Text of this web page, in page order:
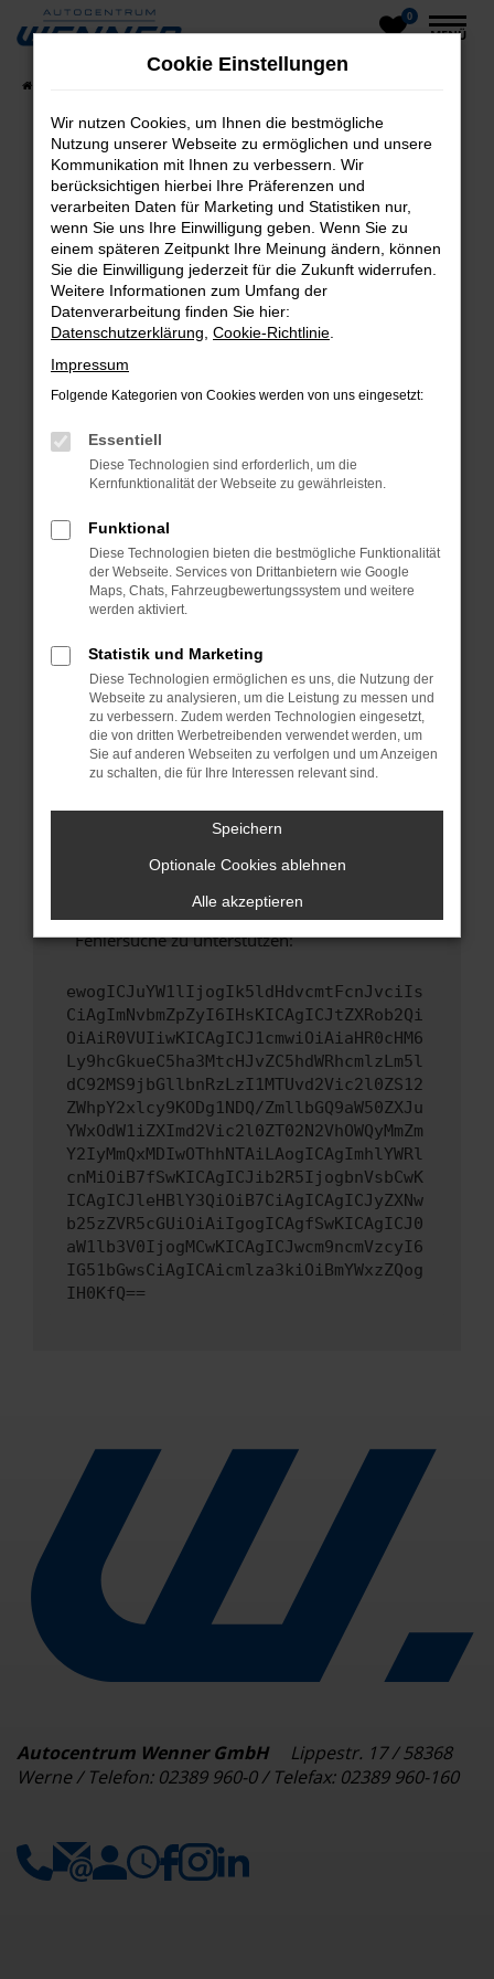
Zum
0
MENÜ
Fehler: Network Error
Beim Laden ist ein Fehler aufgetreten.
Hier sind ein paar Tipps, die dir helfen können:
Überprüfe deine Firewall und deine
Internetverbindung.
Laden andere Webseiten, zum Beispiel deine
Suchmaschine?
Prüfe deine Browsererweiterungen.
Manche Erweiterungen, wie Werbeblocker,
verhindern. Funktioniert die Seite in einem
Fenster?
Starte dein Gerät neu.
Das kann manchmal helfen, vorübergehende
Probleme zu beheben.
Betriebssystem auf dem neuesten Stand
sind.
Veraltete Software birgt nicht nur ein
Sicherheitsrisiko, sondern kann auch dazu
führen, dass bestimmte Funktionen nicht mehr
unterstützt werden.
Wende dich an den Webseitenbetreiber.
Wenn du alle oben genannten Schritte versucht
hast, kontaktiere uns bitte. Wir werden
versuchen, das Problem zu beheben. Du kannst
uns diesen Text schicken, um uns bei der
Fehlersuche zu unterstützen:
ewogICJuYW1lIjogIk5ldHdvcmtFcnJvciIs
CiAgImNvbmZpZyI6IHsKICAgICJtZXRob2Qi
OiAiR0VUIiwKICAgICJ1cmwiOiAiaHR0cHM6
Ly9hcGkueC5ha3MtcHJvZC5hdWRhcmlzLm5l
dC92MS9jbGllbnRzLzI1MTUvd2Vic2l0ZS12
ZWhpY2xlcy9KODg1NDQ/ZmllbGQ9aW50ZXJu
YWxOdW1iZXImd2Vic2l0ZT02N2VhOWQyMmZm
Y2IyMmQxMDIwOThhNTAiLAogICAgImhlYWRl
cnMiOiB7fSwKICAgICJib2R5IjogbnVsbCwK
ICAgICJleHBlY3QiOiB7CiAgICAgICJyZXNw
b25zZVR5cGUiOiAiIgogICAgfSwKICAgICJ0
aW1lb3V0IjogMCwKICAgICJwcm9ncmVzcyI6
IG51bGwsCiAgICAicmlza3kiOiBmYWxzZQog
IH0KfQ==
Autocentrum Wenner GmbH
Lippestr. 17 / 58368
Werne / Telefon: 02389 960-0 / Telefax: 02389 960-160
Cookie Einstellungen
Wir nutzen Cookies, um Ihnen die bestmögliche
Nutzung unserer Webseite zu ermöglichen und unsere
Kommunikation mit Ihnen zu verbessern. Wir
berücksichtigen hierbei Ihre Präferenzen und
verarbeiten Daten für Marketing und Statistiken nur,
wenn Sie uns Ihre Einwilligung geben. Wenn Sie zu
einem späteren Zeitpunkt Ihre Meinung ändern, können
Sie die Einwilligung jederzeit für die Zukunft widerrufen.
Weitere Informationen zum Umfang der
Datenverarbeitung finden Sie hier:
Datenschutzerklärung Cookie-Richtlinie
Impressum
Folgende Kategorien von Cookies werden von uns eingesetzt:
Essentiell
Diese Technologien sind erforderlich, um die
Kernfunktionalität der Webseite zu gewährleisten.
Funktional
Diese Technologien bieten die bestmögliche Funktionalität
der Webseite. Services von Drittanbietern wie Google
Maps, Chats, Fahrzeugbewertungssystem und weitere
werden aktiviert.
Statistik und Marketing
Diese Technologien ermöglichen es uns, die Nutzung der
Webseite zu analysieren, um die Leistung zu messen und
zu verbessern. Zudem werden Technologien eingesetzt,
die von dritten Werbetreibenden verwendet werden, um
Sie auf anderen Webseiten zu verfolgen und um Anzeigen
zu schalten, die für Ihre Interessen relevant sind.
Speichern
Optionale Cookies ablehnen
Alle akzeptieren